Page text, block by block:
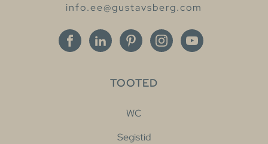
info.ee@gustavsberg.com
TOOTED
WC
Segistid